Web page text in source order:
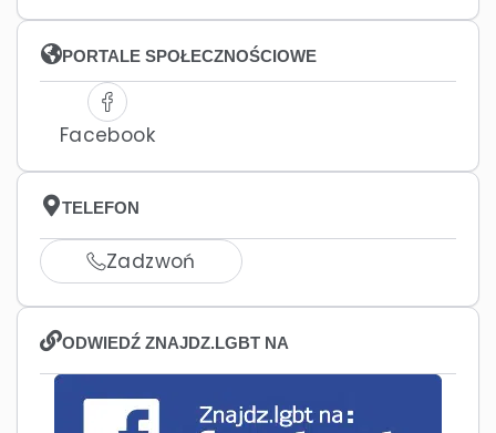
PORTALE SPOŁECZNOŚCIOWE
Facebook
TELEFON
Zadzwoń
ODWIEDŹ ZNAJDZ.LGBT NA